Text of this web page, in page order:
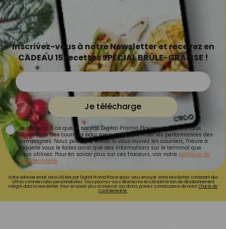
Inscrivez-vous à notre Newsletter et recevez en
CADEAU 15 recettes SPÉCIAL BRÛLE-GRAISSE !
Je télécharge
Je consens à ce que la société Digital Prisma Players analyse le taux
d'ouverture des courriels pour mesurer et optimiser les performances des
campagnes. Nous pourrons savoir si vous ouvrez les courriels, l'heure à
laquelle vous le faites ainsi que des informations sur le terminal que
vous utilisez. Pour en savoir plus sur ces traceurs, voir notre politique de
confidentialité.
Votre adresse email sera utilisée par Digital Prisma Playerspour vous envoyer votre newsletter contenant des
offres commerciales personnalisées. Vous pourrez vous désinscrire en utilisant le lien de désabonnement
intégré dans la newsletter. Pour en savoir plus et exercer vos droits, prenez connaissance de notreCharte de
Confidentialité.